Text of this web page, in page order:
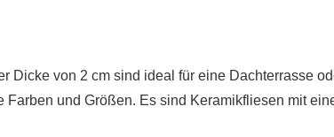
Dicke von 2 cm sind ideal für eine Dachterrasse
Farben und Größen. Es sind Keramikfliesen mit